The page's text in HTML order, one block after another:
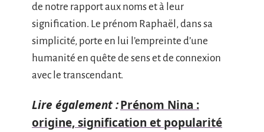
de notre rapport aux noms et à leur
signification. Le prénom Raphaël, dans sa
simplicité, porte en lui l’empreinte d’une
humanité en quête de sens et de connexion
avec le transcendant.
Lire également :Prénom Nina :
origine, signification et popularité